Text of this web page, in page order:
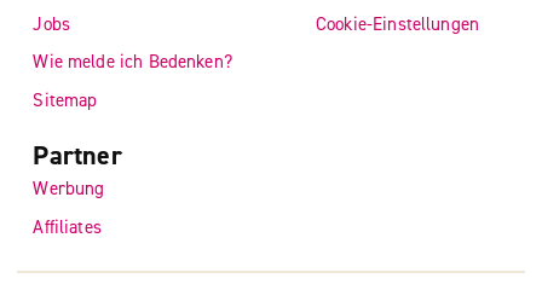
Jobs
Wie melde ich Bedenken?
Sitemap
Cookie-Einstellungen
Partner
Werbung
Affiliates